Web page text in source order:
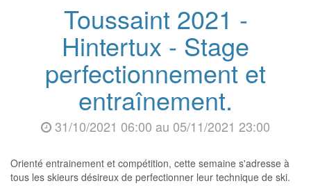
Toussaint 2021 -
Hintertux - Stage
perfectionnement et
entraînement.
31/10/2021 06:00 au 05/11/2021 23:00
Orienté entrainement et compétition, cette semaine s'adresse à
tous les skieurs désireux de perfectionner leur technique de ski.